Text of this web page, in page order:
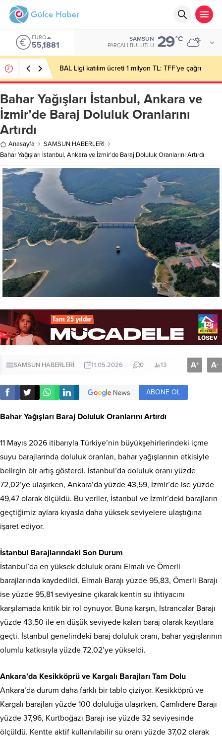
EURO
55,1881
SAMSUN
PARÇALI BULUTLU 29°C
BAL Ligi katılım ücreti 1 milyon TL: TFF’ye çağrı
Bahar Yağışları İstanbul, Ankara ve
İzmir’de Baraj Doluluk Oranlarını
Artırdı
Anasayfa
SAMSUN HABERLERİ
Bahar Yağışları İstanbul, Ankara ve İzmir’de Baraj Doluluk Oranlarını Artırdı
SAMSUN HABERLERİ 11.05.2026 0 13 A+ A-
ABONE OL
Bahar Yağışları Baraj Doluluk Oranlarını Artırdı
11 Mayıs 2026 itibarıyla Türkiye’nin büyükşehirlerindeki içme
suyu barajlarında doluluk oranları, bahar yağışlarının etkisiyle
belirgin bir artış gösterdi. İstanbul’da doluluk oranı yüzde
72,02’ye ulaşırken, Ankara’da yüzde 43,59, İzmir’de ise yüzde
49,47 olarak ölçüldü. Bu veriler, İstanbul ve İzmir’deki barajların
geçtiğimiz aylara kıyasla daha yüksek seviyelere ulaştığına
işaret ediyor.
İstanbul Barajlarındaki Son Durum
İstanbul’da en yüksek doluluk oranı Elmalı ve Ömerli
barajlarında kaydedildi. Elmalı Barajı yüzde 95,83, Ömerli Barajı
ise yüzde 95,81 seviyesine çıkarak kentin su ihtiyacını
karşılamada kritik bir rol oynuyor. Buna karşın, Istrancalar Barajı
yüzde 43,50 ile en düşük seviyede kalan baraj olarak kayıtlara
geçti. İstanbul genelindeki baraj doluluk oranı, bahar yağışlarının
olumlu katkısıyla yüzde 72,02’ye yükseldi.
Ankara’da Kesikköprü ve Kargalı Barajları Tam Dolu
Ankara’da durum daha farklı bir tablo çiziyor. Kesikköprü ve
Kargalı barajları yüzde 100 doluluğa ulaşırken, Çamlıdere Barajı
yüzde 37,96, Kurtboğazı Barajı ise yüzde 32 seviyesinde
ölçüldü. Kentte aktif kullanılabilir su oranı yüzde 37,02 olarak